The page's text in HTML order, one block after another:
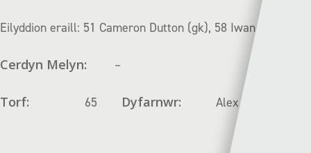
Eilyddion eraill: 51 Cameron Dutton (gk), 58 Iwan Hardy
Cerdyn Melyn: –
Torf: 65 Dyfarnwr: Alex Livesey